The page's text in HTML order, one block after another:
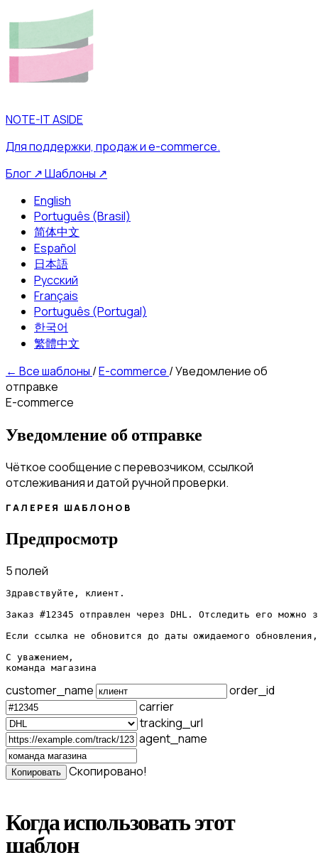
NOTE-IT ASIDE
Для поддержки, продаж и e-commerce.
Блог ↗Шаблоны ↗
English
Português (Brasil)
简体中文
Español
日本語
Русский
Français
Português (Portugal)
한국어
繁體中文
← Все шаблоны /E-commerce /Уведомление об
отправке
E-commerce
Уведомление об отправке
Чёткое сообщение с перевозчиком, ссылкой
отслеживания и датой ручной проверки.
ГАЛЕРЕЯ ШАБЛОНОВ
Предпросмотр
5 полей
Здравствуйте, клиент.
Заказ #12345 отправлен через DHL. Отследить его
Если ссылка не обновится до даты ожидаемого
С уважением,
команда магазина
customer_name
order_id
carrier
tracking_url
agent_name
Копировать Скопировано!
Когда использовать этот
шаблон